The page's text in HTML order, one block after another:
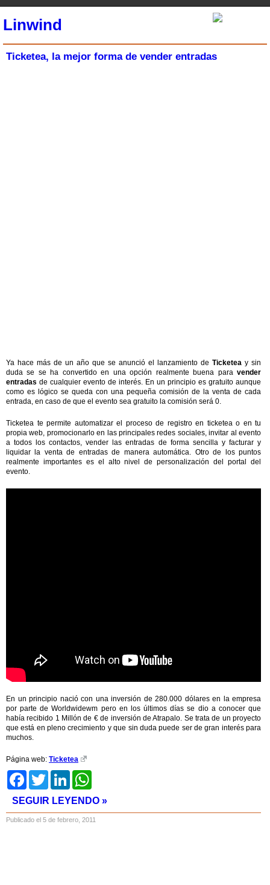
Linwind
Ticketea, la mejor forma de vender entradas
Ya hace más de un año que se anunció el lanzamiento de Ticketea y sin
duda se se ha convertido en una opción realmente buena para vender
entradas de cualquier evento de interés. En un principio es gratuito aunque
como es lógico se queda con una pequeña comisión de la venta de cada
entrada, en caso de que el evento sea gratuito la comisión será 0.
Ticketea te permite automatizar el proceso de registro en ticketea o en tu
propia web, promocionarlo en las principales redes sociales, invitar al evento
a todos los contactos, vender las entradas de forma sencilla y facturar y
liquidar la venta de entradas de manera automática. Otro de los puntos
realmente importantes es el alto nivel de personalización del portal del
evento.
En un principio nació con una inversión de 280.000 dólares en la empresa
por parte de Worldwidewm pero en los últimos días se dio a conocer que
había recibido 1 Millón de € de inversión de Atrapalo. Se trata de un proyecto
que está en pleno crecimiento y que sin duda puede ser de gran interés para
muchos.
Página web: Ticketea
FacebookTwitter LinkedIn
SEGUIR LEYENDO »
Publicado el 5 de febrero, 2011